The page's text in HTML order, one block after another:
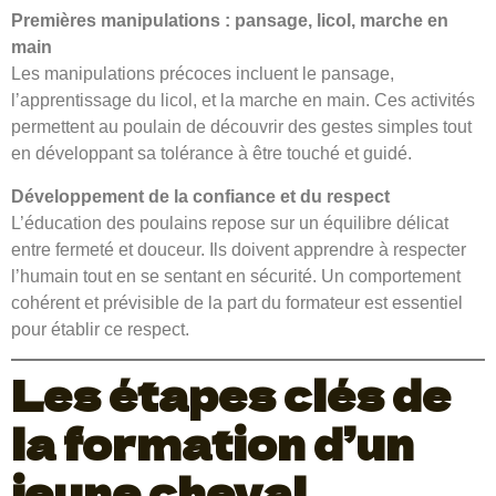
Premières manipulations : pansage, licol, marche en
main
Les manipulations précoces incluent le pansage,
l’apprentissage du licol, et la marche en main. Ces activités
permettent au poulain de découvrir des gestes simples tout
en développant sa tolérance à être touché et guidé.
Développement de la confiance et du respect
L’éducation des poulains repose sur un équilibre délicat
entre fermeté et douceur. Ils doivent apprendre à respecter
l’humain tout en se sentant en sécurité. Un comportement
cohérent et prévisible de la part du formateur est essentiel
pour établir ce respect.
Les étapes clés de
la formation d’un